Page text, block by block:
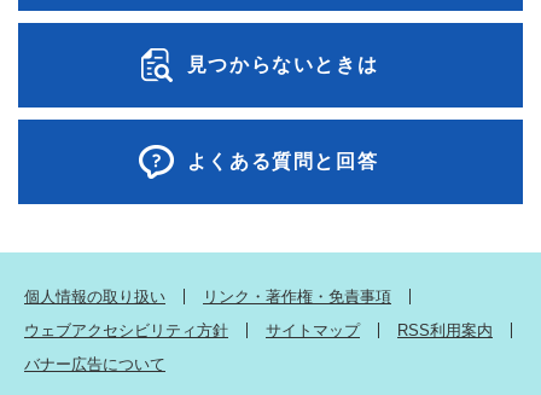
見つからないときは
よくある質問と回答
個人情報の取り扱い
リンク・著作権・免責事項
ウェブアクセシビリティ方針
サイトマップ
RSS利用案内
バナー広告について